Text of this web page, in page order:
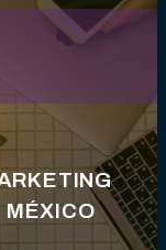
MÉXICO